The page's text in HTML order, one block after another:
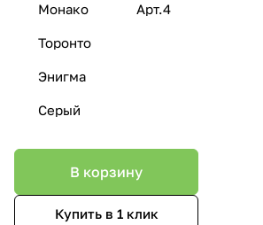
Монако Арт.4
Торонто
Энигма
Серый
В корзину
Купить в 1 клик